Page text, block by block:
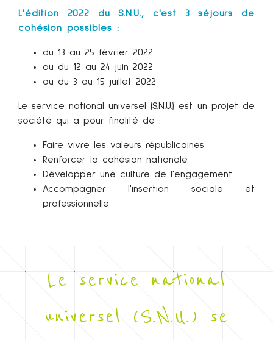
L'édition 2022 du S.N.U., c'est 3 séjours de
cohésion possibles :
du 13 au 25 février 2022
ou du 12 au 24 juin 2022
ou du 3 au 15 juillet 2022
Le service national universel (S.N.U.) est un projet de
société qui a pour finalité de :
Faire vivre les valeurs républicaines
Renforcer la cohésion nationale
Développer une culture de l'engagement
Accompagner l'insertion sociale et
professionnelle
Le service national
universel (S.N.U.) se